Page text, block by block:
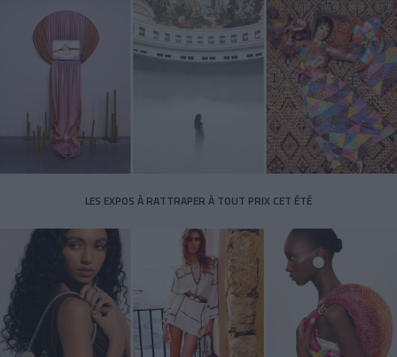
LES EXPOS À RATTRAPER À TOUT PRIX CET ÉTÉ